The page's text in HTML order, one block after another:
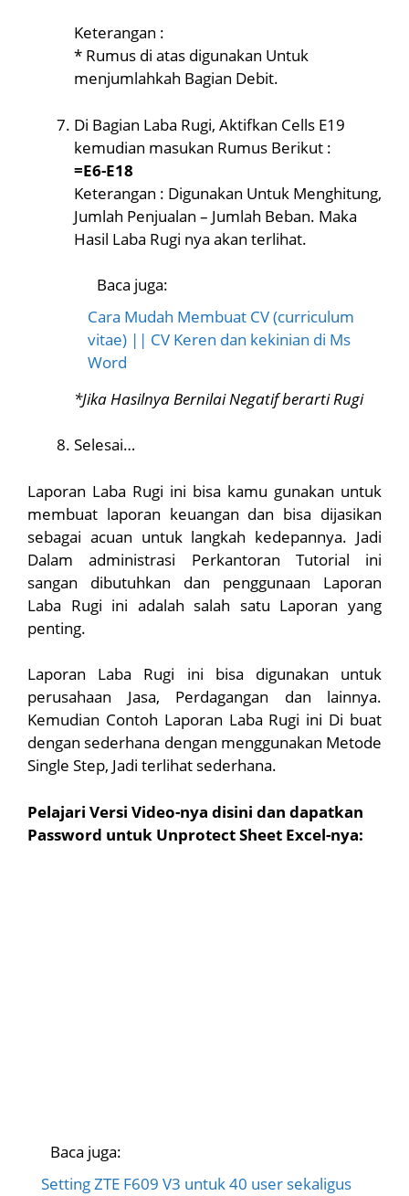
Keterangan :
* Rumus di atas digunakan Untuk
menjumlahkah Bagian Debit.
Di Bagian Laba Rugi, Aktifkan Cells E19
kemudian masukan Rumus Berikut :
=E6-E18
Keterangan : Digunakan Untuk Menghitung,
Jumlah Penjualan – Jumlah Beban. Maka
Hasil Laba Rugi nya akan terlihat.
Baca juga:
Cara Mudah Membuat CV (curriculum
vitae) || CV Keren dan kekinian di Ms
Word
*Jika Hasilnya Bernilai Negatif berarti Rugi
Selesai…
Laporan Laba Rugi ini bisa kamu gunakan untuk
membuat laporan keuangan dan bisa dijasikan
sebagai acuan untuk langkah kedepannya. Jadi
Dalam administrasi Perkantoran Tutorial ini
sangan dibutuhkan dan penggunaan Laporan
Laba Rugi ini adalah salah satu Laporan yang
penting.
Laporan Laba Rugi ini bisa digunakan untuk
perusahaan Jasa, Perdagangan dan lainnya.
Kemudian Contoh Laporan Laba Rugi ini Di buat
dengan sederhana dengan menggunakan Metode
Single Step, Jadi terlihat sederhana.
Pelajari Versi Video-nya disini dan dapatkan
Password untuk Unprotect Sheet Excel-nya:
Baca juga:
Setting ZTE F609 V3 untuk 40 user sekaligus